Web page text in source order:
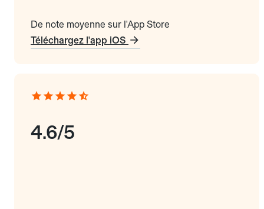
De note moyenne sur l'App Store
Téléchargez l'app iOS
4.6/5